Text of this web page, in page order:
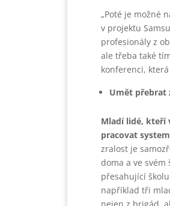
„Poté je možné
v projektu
profesionály z
ale třeba také
konferenci,
Umět přebrat
Mladí lidé, kteří
pracovat
zralost je
doma a ve
přesahující
například tři